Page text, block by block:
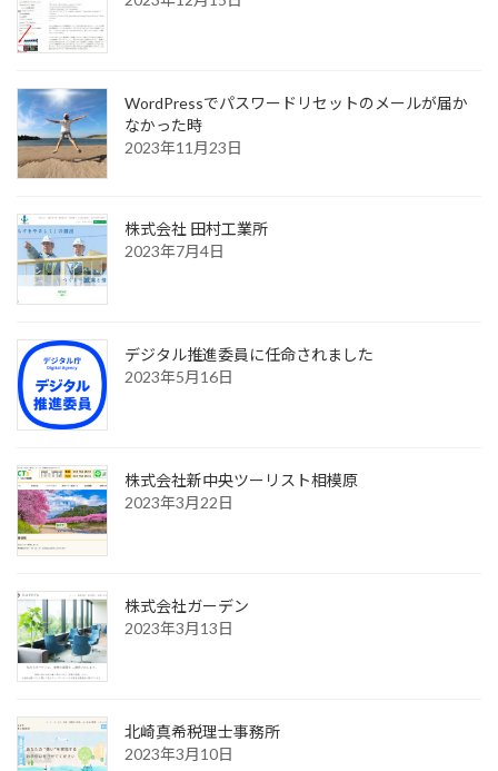
WordPressでパスワードリセットのメールが届か
なかった時
2023年11月23日
株式会社 田村工業所
2023年7月4日
デジタル推進委員に任命されました
2023年5月16日
株式会社新中央ツーリスト相模原
2023年3月22日
株式会社ガーデン
2023年3月13日
北崎真希税理士事務所
2023年3月10日